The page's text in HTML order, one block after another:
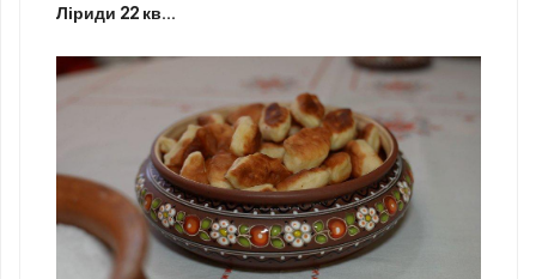
Ліриди 22 кв...